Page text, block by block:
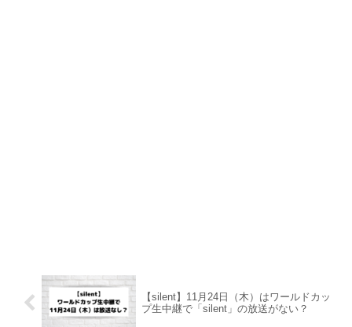
【silent】11月24日（木）はワールドカッ
プ生中継で「silent」の放送がない？